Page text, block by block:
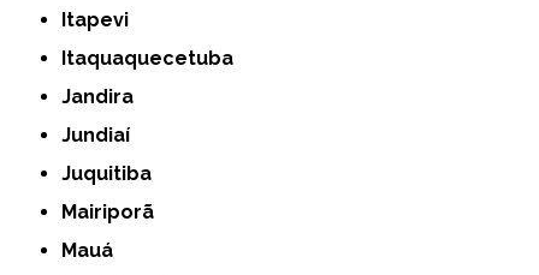
Itapevi
Itaquaquecetuba
Jandira
Jundiaí
Juquitiba
Mairiporã
Mauá